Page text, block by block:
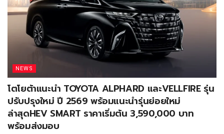
NEWS
โตโยต้าแนะนำ TOYOTA ALPHARD และVELLFIRE รุ่น
ปรับปรุงใหม่ ปี 2569 พร้อมแนะนำรุ่นย่อยใหม่
ล่าสุดHEV SMART ราคาเริ่มต้น 3,590,000 บาท
พร้อมส่งมอบ